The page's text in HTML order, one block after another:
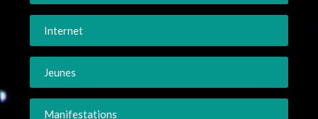
Internet
Jeunes
Manifestations